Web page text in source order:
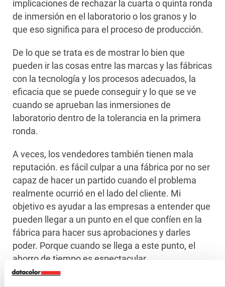
implicaciones de rechazar la cuarta o quinta ronda
de inmersión en el laboratorio o los granos y lo
que eso significa para el proceso de producción.
De lo que se trata es de mostrar lo bien que
pueden ir las cosas entre las marcas y las fábricas
con la tecnología y los procesos adecuados, la
eficacia que se puede conseguir y lo que se ve
cuando se aprueban las inmersiones de
laboratorio dentro de la tolerancia en la primera
ronda.
A veces, los vendedores también tienen mala
reputación. es fácil culpar a una fábrica por no ser
capaz de hacer un partido cuando el problema
realmente ocurrió en el lado del cliente. Mi
objetivo es ayudar a las empresas a entender que
pueden llegar a un punto en el que confíen en la
fábrica para hacer sus aprobaciones y darles
poder. Porque cuando se llega a este punto, el
ahorro de tiempo es espectacular.